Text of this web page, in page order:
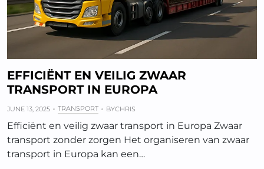
EFFICIËNT EN VEILIG ZWAAR
TRANSPORT IN EUROPA
JUNE 13, 2025 TRANSPORT BYCHRIS
Efficiënt en veilig zwaar transport in Europa Zwaar
transport zonder zorgen Het organiseren van zwaar
transport in Europa kan een…